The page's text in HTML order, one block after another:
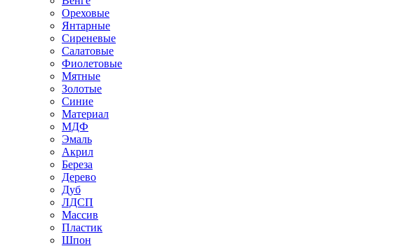
Ореховые
Янтарные
Сиреневые
Салатовые
Фиолетовые
Мятные
Золотые
Синие
Материал
МДФ
Эмаль
Акрил
Береза
Дерево
Дуб
ЛДСП
Массив
Пластик
Шпон